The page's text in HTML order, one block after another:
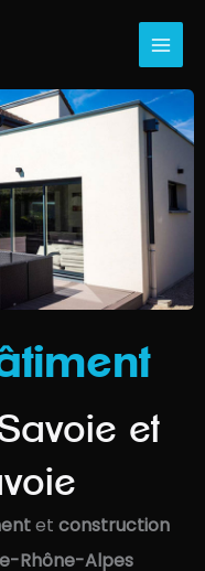
et
et construction
Rhône-Alpes